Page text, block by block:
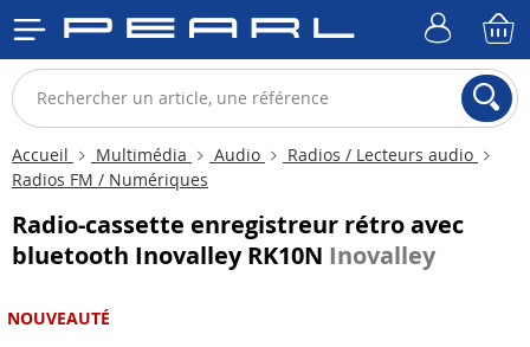
Accueil Multimédia Audio
Radios / Lecteurs audio
Radios FM / Numériques
Radio-cassette enregistreur rétro avec
bluetooth Inovalley RK10N Inovalley
NOUVEAUTÉ